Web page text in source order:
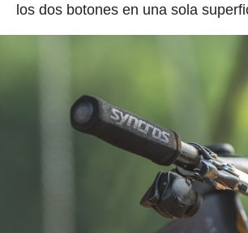
los dos botones en una sola